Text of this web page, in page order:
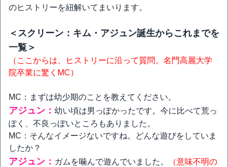
のヒストリーを紐解いてまいります。
＜スクリーン：キム・アジュン誕生からこれまでを
一覧＞
（ここからは、ヒストリーに沿って質問。名門高麗大学
院卒業に驚くMC）
MC：まずは幼少期のことを教えてください。
アジュン： 幼い頃は男っぽかったです。今に比べて荒っ
ぽく、不良っぽいところもありました。
MC：そんなイメージないですね。どんな遊びをしていま
したか？
アジュン： ガムを噛んで遊んでいました。
（意味不明の